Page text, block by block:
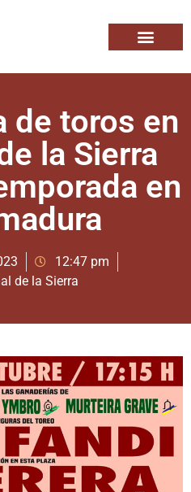
de toros en
la Sierra
en
12:47 pm
de la Sierra